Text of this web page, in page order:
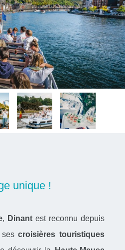
unique !
, Dinantest reconnu depuis
sescroisières touristiques